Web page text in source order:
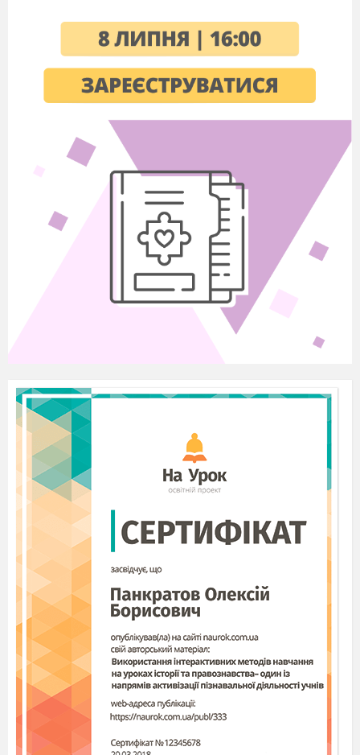
man den Bahnbeamten, ____ im Zug mitfährt,
die Fahrkarten kontrolliert und den Reisenden
5. Taschengeld ist das Geld, ____ Kinder
regelmäßig bekommen, um ihre persönlichen
Wünsche erfüllen zu können.
6. Landsleute sind Personen, ____ aus dem
gleichen Land stammen.
7. Wie nennt man den Teil des Gehalts, ____
vom Arbeitgeber für das Finanzamt und für die
Sozialversicherung einbehalten wird?
Bilden Sie die Objektsatze.
1. Er fragt immer. Ich habe gerade dieses Buch
2. Meine Mutter glaubt. Ich soll diesen Roman
3. Deine Schwester hat gefragt. Ich lese zurzeit.
5. Ich bin nicht sicher. Es gibt dieses Buch in
der Bibliothek.
Schreiben Sie einen Text – Ich bin in der
Bibliothek.